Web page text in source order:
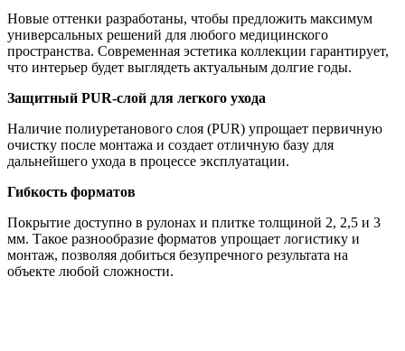
Новые оттенки разработаны, чтобы предложить максимум
универсальных решений для любого медицинского
пространства. Современная эстетика коллекции гарантирует,
что интерьер будет выглядеть актуальным долгие годы.
Защитный PUR-слой для легкого ухода
Наличие полиуретанового слоя (PUR) упрощает первичную
очистку после монтажа и создает отличную базу для
дальнейшего ухода в процессе эксплуатации.
Гибкость форматов
Покрытие доступно в рулонах и плитке толщиной 2, 2,5 и 3
мм. Такое разнообразие форматов упрощает логистику и
монтаж, позволяя добиться безупречного результата на
объекте любой сложности.